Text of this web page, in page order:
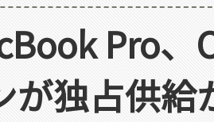
Pro
が独占供給